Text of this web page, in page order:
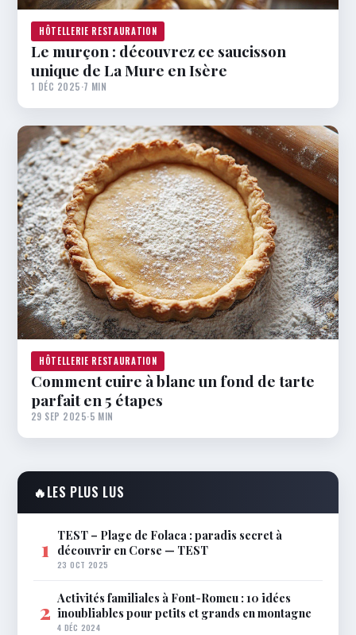
HÔTELLERIE RESTAURATION
Le murçon : découvrez ce saucisson
unique de La Mure en Isère
1 DÉC 2025·7 MIN
HÔTELLERIE RESTAURATION
Comment cuire à blanc un fond de tarte
parfait en 5 étapes
29 SEP 2025·5 MIN
🔥LES PLUS LUS
1 TEST – Plage de Folaca : paradis secret à
découvrir en Corse — TEST
23 OCT 2025
2 Activités familiales à Font-Romeu : 10 idées
inoubliables pour petits et grands en montagne
4 DÉC 2024